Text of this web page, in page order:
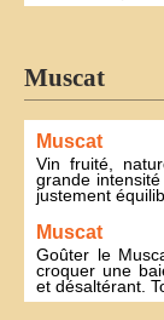
Muscat
Muscat
Vin fruité,
grande
justement
Muscat
Goûter le
croquer une
et désaltérant.